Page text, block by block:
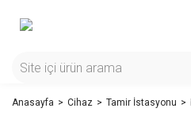
Anasayfa Cihaz Tamir İstasyonu